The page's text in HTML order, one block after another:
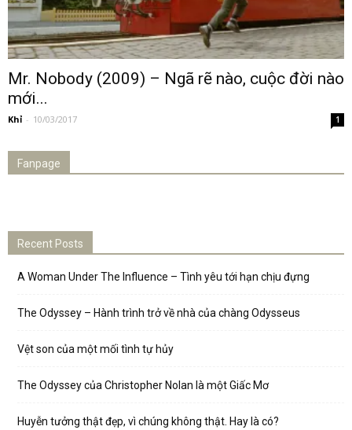
Mr. Nobody (2009) – Ngã rẽ nào, cuộc đời nào
mới...
Khỉ - 10/03/2017 1
Fanpage
Recent Posts
A Woman Under The Influence – Tình yêu tới hạn chịu đựng
The Odyssey – Hành trình trở về nhà của chàng Odysseus
Vệt son của một mối tình tự hủy
The Odyssey của Christopher Nolan là một Giấc Mơ
Huyễn tưởng thật đẹp, vì chúng không thật. Hay là có?